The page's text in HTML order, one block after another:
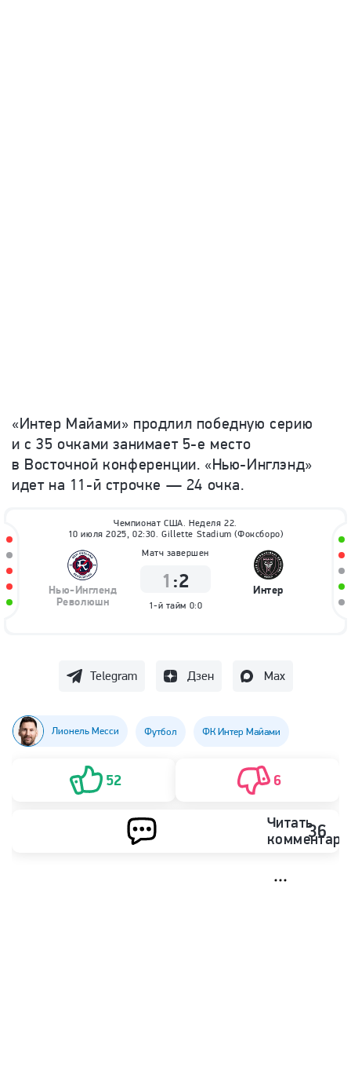
«Интер Майами» продлил победную серию
и с 35 очками занимает 5-е место
в Восточной конференции. «Нью-Инглэнд»
идет на 11-й строчке — 24 очка.
Чемпионат США. Неделя 22.
10 июля 2025, 02:30. Gillette Stadium (Фоксборо)
Нью-Ингленд
Революшн
Матч завершен
1 :2
1-й тайм 0:0
Интер
Telegram Дзен Max
Лионель Месси Футбол ФК Интер Майами
52 6
Читать36